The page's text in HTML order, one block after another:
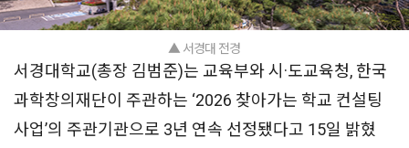
▲ 서경대 전경
서경대학교(총장 김범준)는 교육부와 시·도교육청, 한국
과학창의재단이 주관하는 ‘2026 찾아가는 학교 컨설팅
사업’의 주관기관으로 3년 연속 선정됐다고 15일 밝혔